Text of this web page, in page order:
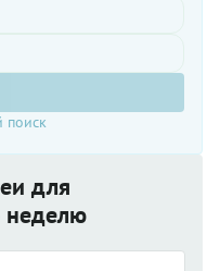
поиск
для
неделю